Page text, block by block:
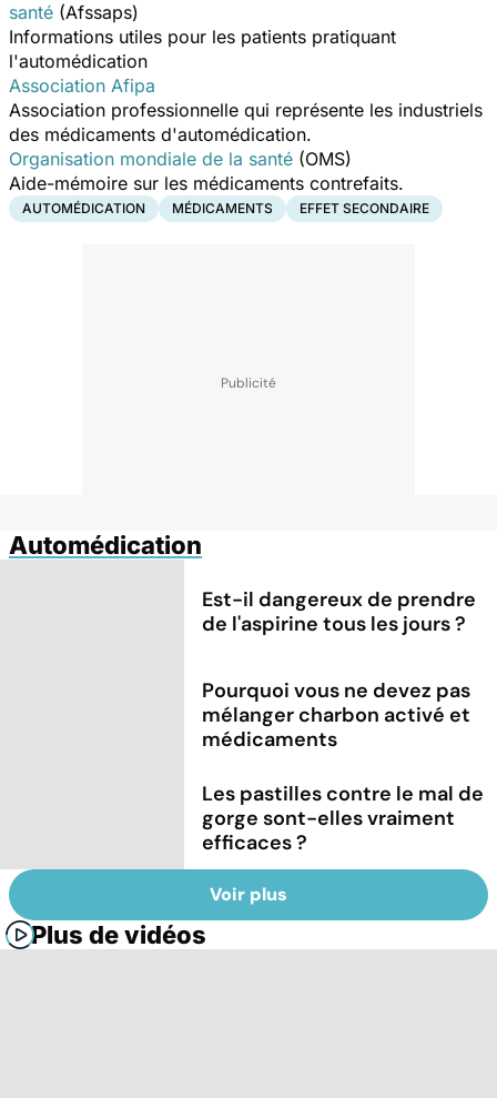
santé (Afssaps)
Informations utiles pour les patients pratiquant
l'automédication
Association Afipa
Association professionnelle qui représente les industriels
des médicaments d'automédication.
Organisation mondiale de la santé (OMS)
Aide-mémoire sur les médicaments contrefaits.
AUTOMÉDICATION MÉDICAMENTS EFFET SECONDAIRE
Automédication
Est-il dangereux de prendre
de l'aspirine tous les jours ?
Pourquoi vous ne devez pas
mélanger charbon activé et
médicaments
Les pastilles contre le mal de
gorge sont-elles vraiment
efficaces ?
Voir plus
Plus de vidéos